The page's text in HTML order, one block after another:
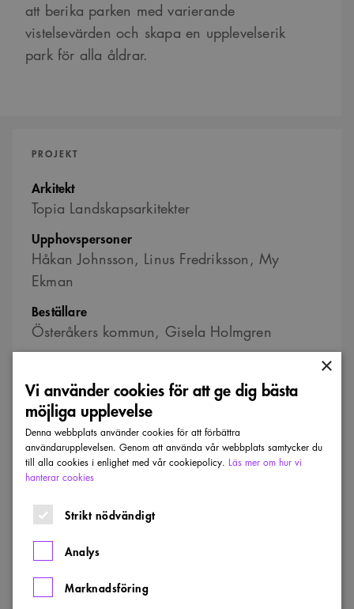
att berika parken med varierande
vistelsevärden och skapa en upplevelserik
park för alla åldrar.
PROJEKT
Arkitekt
Topia Landskapsarkitekter
Upphovspersoner
Håkan Johnsson, Linus Fredriksson, My
Ekman
Beställare
Österåkers kommun, Gisela Holmgren
Västra Banvägen, Åkersberga
Webbplats
topia.se/alla/jarnvagsparken-akersberga/
Kontaktperson
Håkan Johnsson
E-post
Hakan@topia.se
×
Vi använder cookies för att ge dig bästa
möjliga upplevelse
Denna webbplats använder cookies för att förbättra
användarupplevelsen. Genom att använda vår webbplats samtycker du
till alla cookies i enlighet med vår cookiepolicy. Läs mer om hur vi
hanterar cookies
Strikt nödvändigt
Analys
Marknadsföring